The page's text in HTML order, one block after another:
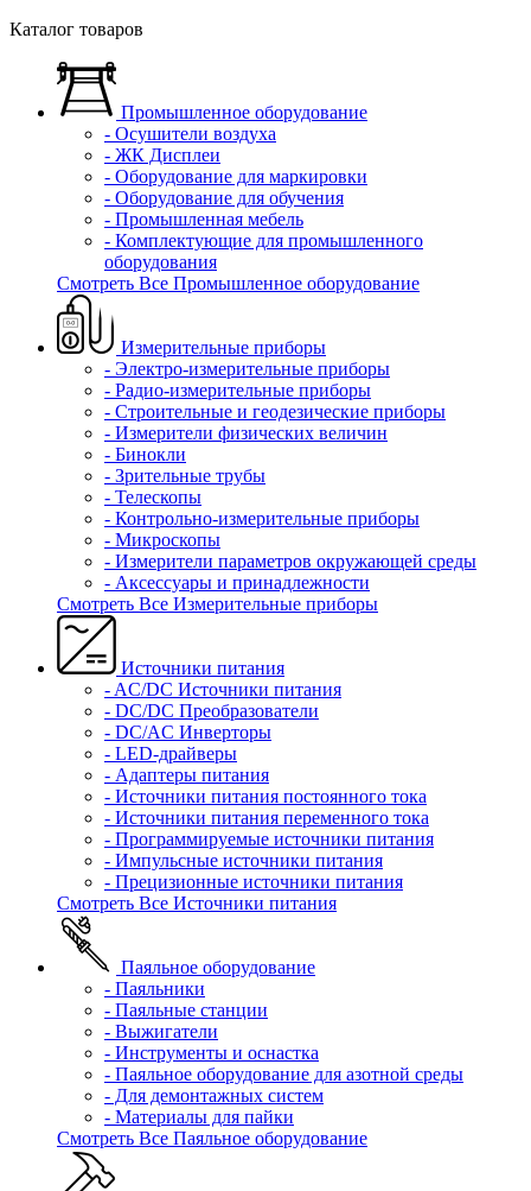
Каталог товаров
Промышленное оборудование
- Осушители воздуха
- ЖК Дисплеи
- Оборудование для маркировки
- Оборудование для обучения
- Промышленная мебель
- Комплектующие для промышленного
оборудования
Смотреть Все Промышленное оборудование
Измерительные приборы
- Электро-измерительные приборы
- Радио-измерительные приборы
- Строительные и геодезические приборы
- Измерители физических величин
- Бинокли
- Зрительные трубы
- Телескопы
- Контрольно-измерительные приборы
- Микроскопы
- Измерители параметров окружающей среды
- Аксессуары и принадлежности
Смотреть Все Измерительные приборы
Источники питания
- AC/DC Источники питания
- DC/DC Преобразователи
- DC/AC Инверторы
- LED-драйверы
- Адаптеры питания
- Источники питания постоянного тока
- Источники питания переменного тока
- Программируемые источники питания
- Импульсные источники питания
- Прецизионные источники питания
Смотреть Все Источники питания
Паяльное оборудование
- Паяльники
- Паяльные станции
- Выжигатели
- Инструменты и оснастка
- Паяльное оборудование для азотной среды
- Для демонтажных систем
- Материалы для пайки
Смотреть Все Паяльное оборудование